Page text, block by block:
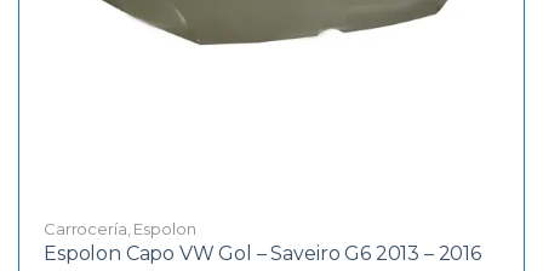
Carrocería Espolon
Espolon Capo VW Gol – Saveiro G6 2013 – 2016